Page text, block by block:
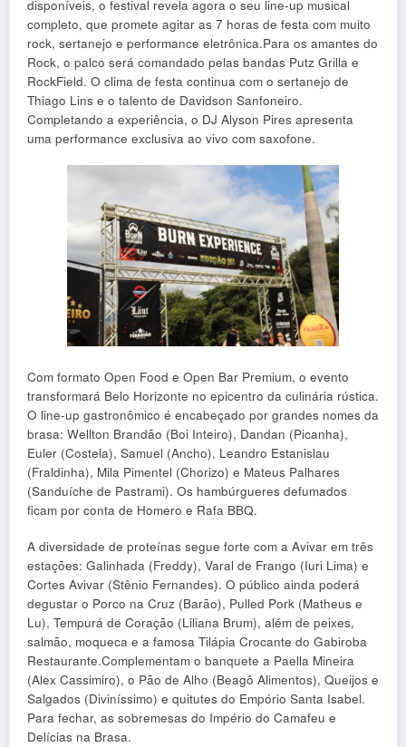
disponíveis, o festival revela agora o seu line-up musical
completo, que promete agitar as 7 horas de festa com muito
rock, sertanejo e performance eletrônica.Para os amantes do
Rock, o palco será comandado pelas bandas Putz Grilla e
RockField. O clima de festa continua com o sertanejo de
Thiago Lins e o talento de Davidson Sanfoneiro.
Completando a experiência, o DJ Alyson Pires apresenta
uma performance exclusiva ao vivo com saxofone.
Com formato Open Food e Open Bar Premium, o evento
transformará Belo Horizonte no epicentro da culinária rústica.
O line-up gastronômico é encabeçado por grandes nomes da
brasa: Wellton Brandão (Boi Inteiro), Dandan (Picanha),
Euler (Costela), Samuel (Ancho), Leandro Estanislau
(Fraldinha), Mila Pimentel (Chorizo) e Mateus Palhares
(Sanduíche de Pastrami). Os hambúrgueres defumados
ficam por conta de Homero e Rafa BBQ.
A diversidade de proteínas segue forte com a Avivar em três
estações: Galinhada (Freddy), Varal de Frango (Iuri Lima) e
Cortes Avivar (Stênio Fernandes). O público ainda poderá
degustar o Porco na Cruz (Barão), Pulled Pork (Matheus e
Lu), Tempurá de Coração (Liliana Brum), além de peixes,
salmão, moqueca e a famosa Tilápia Crocante do Gabiroba
Restaurante.Complementam o banquete a Paella Mineira
(Alex Cassimiro), o Pão de Alho (Beagô Alimentos), Queijos e
Salgados (Diviníssimo) e quitutes do Empório Santa Isabel.
Para fechar, as sobremesas do Império do Camafeu e
Delícias na Brasa.